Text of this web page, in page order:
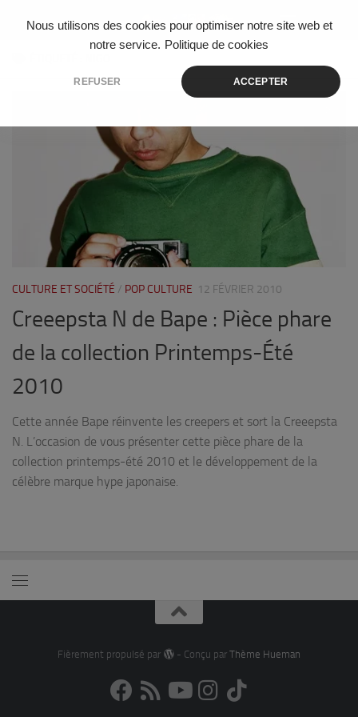
Nous utilisons des cookies pour optimiser notre site web et
notre service. Politique de cookies
REFUSER ACCEPTER
Skip to content
CULTURE ET SOCIÉTÉ / POP CULTURE 12 FÉVRIER 2010
Creeepsta N de Bape : Pièce phare
de la collection Printemps-Été
2010
Cette année Bape réinvente les creepers et sort la Creeepsta
N. L’occasion de vous présenter cette pièce phare de la
collection printemps-été 2010 et le développement de la
célèbre marque hype japonaise.
Fièrement propulsé par - Conçu par Thème Hueman